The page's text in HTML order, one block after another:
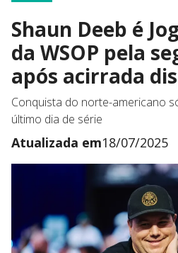
Shaun Deeb é
da WSOP pela
após acirrada
Conquista do norte-americano
último dia de série
Atualizada em18/07/2025